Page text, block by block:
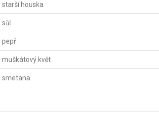
starší houska
sůl
pepř
muškátový květ
smetana